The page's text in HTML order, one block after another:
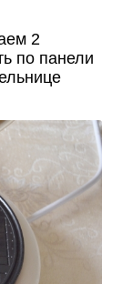
2
по панели